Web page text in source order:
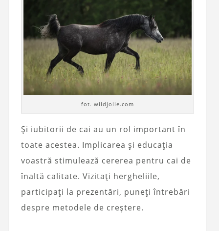
fot. wildjolie.com
Și iubitorii de cai au un rol important în
toate acestea. Implicarea și educația
voastră stimulează cererea pentru cai de
înaltă calitate. Vizitați hergheliile,
participați la prezentări, puneți întrebări
despre metodele de creștere.